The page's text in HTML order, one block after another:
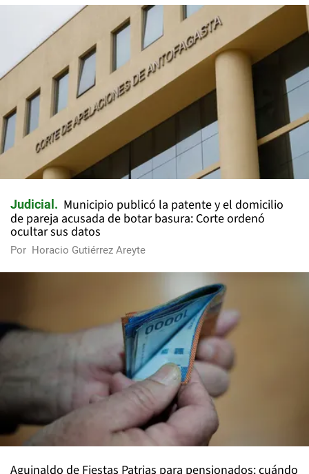
Judicial
Municipio publicó la patente y el domicilio
de pareja acusada de botar basura: Corte ordenó
ocultar sus datos
Por Horacio Gutiérrez Areyte
Aguinaldo de Fiestas Patrias para pensionados: cuándo